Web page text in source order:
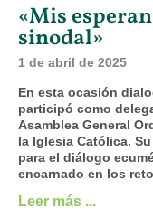
«Mis
sinodal»
1 de abril de 2025
En esta ocasión
participó como
Asamblea General
la Iglesia Católica.
para el diálogo
encarnado en los
Leer más ...